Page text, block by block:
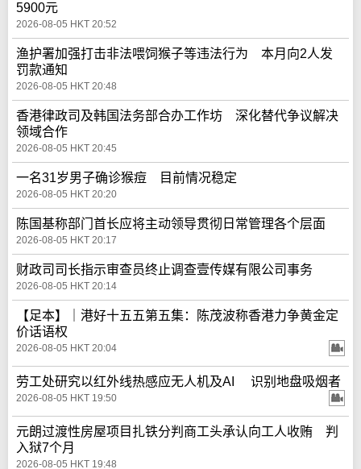
5900元
2026-08-05 HKT 20:52
渔护署加强打击非法喂饲猴子等违法行为 本月向2人发
罚款通知
2026-08-05 HKT 20:48
香港律政司及韩国法务部合办工作坊 深化替代争议解决
领域合作
2026-08-05 HKT 20:45
一名31岁男子确诊猴痘 目前情况稳定
2026-08-05 HKT 20:20
陈国基称部门首长应将主动领导贯彻日常管理各个层面
2026-08-05 HKT 20:17
财政司司长指示审查员终止调查壹传媒有限公司事务
2026-08-05 HKT 20:14
【足本】｜港好十五五第五集：陈茂波称香港力争黄金定
价话语权
2026-08-05 HKT 20:04
劳工处研究以红外线热感应无人机及AI 识别地盘吸烟者
2026-08-05 HKT 19:50
元朗过渡性房屋项目扎铁分判商工头承认向工人收贿 判
入狱7个月
2026-08-05 HKT 19:48